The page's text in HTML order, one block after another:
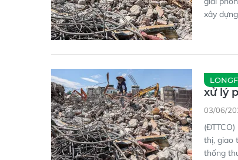
xây
xử lý
03/06/
thị, giao
thống